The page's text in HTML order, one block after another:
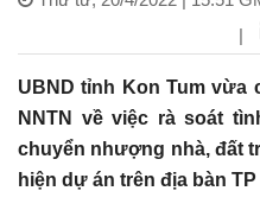
|
UBND tỉnh Kon Tum vừa
NNTN về việc rà soát
chuyển nhượng nhà, đất
hiện dự án trên địa bàn